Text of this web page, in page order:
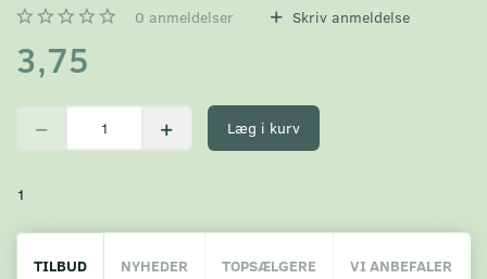
0 anmeldelser Skriv anmeldelse
3,75
Læg i kurv
1
TILBUD NYHEDER TOPSÆLGERE VI ANBEFALER